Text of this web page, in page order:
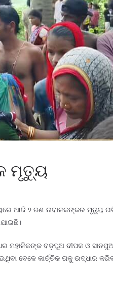
ମୃତ୍ୟୁ
ଆଜି ୨ ଜଣ ନାବାଳକଙ୍କର ମୃତ୍ୟୁ
ମହାଳିକଙ୍କ ବଡ଼ପୁଅ ଦୀପକ ଓ
ବେଳେ କାର୍ତ୍ତିକ ତାକୁ ଉଦ୍ଧାର